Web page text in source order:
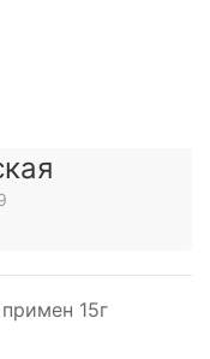
15г